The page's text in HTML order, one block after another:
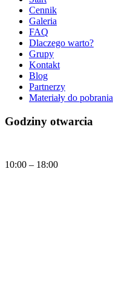
Cennik
Galeria
FAQ
Dlaczego warto?
Grupy
Kontakt
Blog
Partnerzy
Materiały do pobrania
Godziny otwarcia
10:00 – 18:00